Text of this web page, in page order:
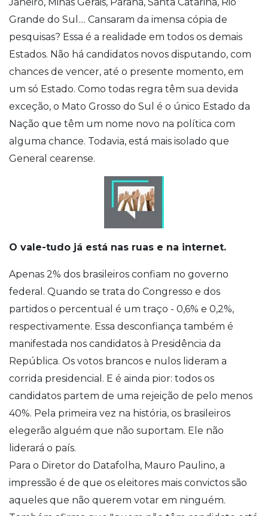
Grande do Sul.... Cansaram da imensa cópia de
pesquisas? Essa é a realidade em todos os demais
Estados. Não há candidatos novos disputando, com
chances de vencer, até o presente momento, em
um só Estado. Como todas regra têm sua devida
exceção, o Mato Grosso do Sul é o único Estado da
Nação que têm um nome novo na política com
alguma chance. Todavia, está mais isolado que
General cearense.
O vale-tudo já está nas ruas e na internet.
Apenas 2% dos brasileiros confiam no governo
federal. Quando se trata do Congresso e dos
partidos o percentual é um traço - 0,6% e 0,2%,
respectivamente. Essa desconfiança também é
manifestada nos candidatos à Presidência da
República. Os votos brancos e nulos lideram a
corrida presidencial. E é ainda pior: todos os
candidatos partem de uma rejeição de pelo menos
40%. Pela primeira vez na história, os brasileiros
elegerão alguém que não suportam. Ele não
liderará o país.
Para o Diretor do Datafolha, Mauro Paulino, a
impressão é de que os eleitores mais convictos são
aqueles que não querem votar em ninguém.